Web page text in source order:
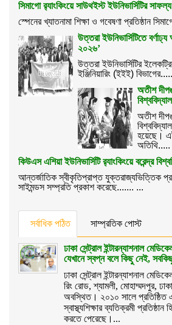
সিমাগো র‌্যাংকিংয়ে সাউথইস্ট ইউনিভার্সিটির সাফল্য
স্পেনের খ্যাতনামা শিক্ষা ও গবেষণা প্রতিষ্ঠান
উত্তরা ইউনিভার্সিটিতে
২০২৬’
উত্তরা ইউনিভার্সিটির
ইঞ্জিনিয়ারিং (ইইই)
অতীশ
অতীশ
হয়েছে।
কিউএস এশিয়া ইউনিভার্সিটি র‌্যাংকিংয়ে বরেন্দ্র
আন্তর্জাতিক স্বীকৃতিপ্রাপ্ত যুক্তরাজ্যভিত্তিক
সাইমন্ডস সম্প্রতি প্রকাশ করেছে....... ...
সর্বাধিক পঠিত সাম্প্রতিক পোস্ট
ঢাকা সেন্ট্রাল ইন্টারন্যাশনাল
যেখানে স্বপ্ন বলে কিছু নেই,
ঢাকা সেন্ট্রাল ইন্টারন্যাশনাল
রিং রোড, শ্যামলী, মোহাম্মদপুর,
অবস্থিত। ২০১০ সালে প্রতিষ্ঠিত
স্বাস্থ্যশিক্ষার ব্যতিক্রমী প্রতিষ্ঠান
করতে পেরেছে।...